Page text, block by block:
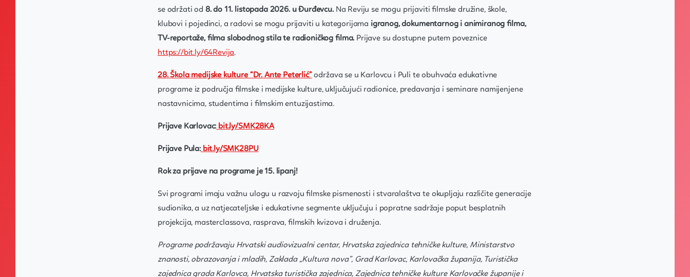
se održati od 8. do 11. listopada 2026. u Đurđevcu.Na Reviju se mogu prijaviti filmske družine, škole,
klubovi i pojedinci, a radovi se mogu prijaviti u kategorijama igranog, dokumentarnog i animiranog filma,
TV-reportaže, filma slobodnog stila te radioničkog filma. Prijave su dostupne putem poveznice
https://bit.ly/64Revija.
28. Škola medijske kulture “Dr. Ante Peterlić”održava se u Karlovcu i Puli te obuhvaća edukativne
programe iz područja filmske i medijske kulture, uključujući radionice, predavanja i seminare namijenjene
nastavnicima, studentima i filmskim entuzijastima.
Prijave Karlovac: bit.ly/SMK28KA
Prijave Pula: bit.ly/SMK28PU
Rok za prijave na programe je 15. lipanj!
Svi programi imaju važnu ulogu u razvoju filmske pismenosti i stvaralaštva te okupljaju različite generacije
sudionika, a uz natjecateljske i edukativne segmente uključuju i popratne sadržaje poput besplatnih
projekcija, masterclassova, rasprava, filmskih kvizova i druženja.
Programe podržavaju Hrvatski audiovizualni centar, Hrvatska zajednica tehničke kulture, Ministarstvo
znanosti, obrazovanja i mladih, Zaklada „Kultura nova”, Grad Karlovac, Karlovačka županija, Turistička
zajednica grada Karlovca, Hrvatska turistička zajednica, Zajednica tehničke kulture Karlovačke županije i